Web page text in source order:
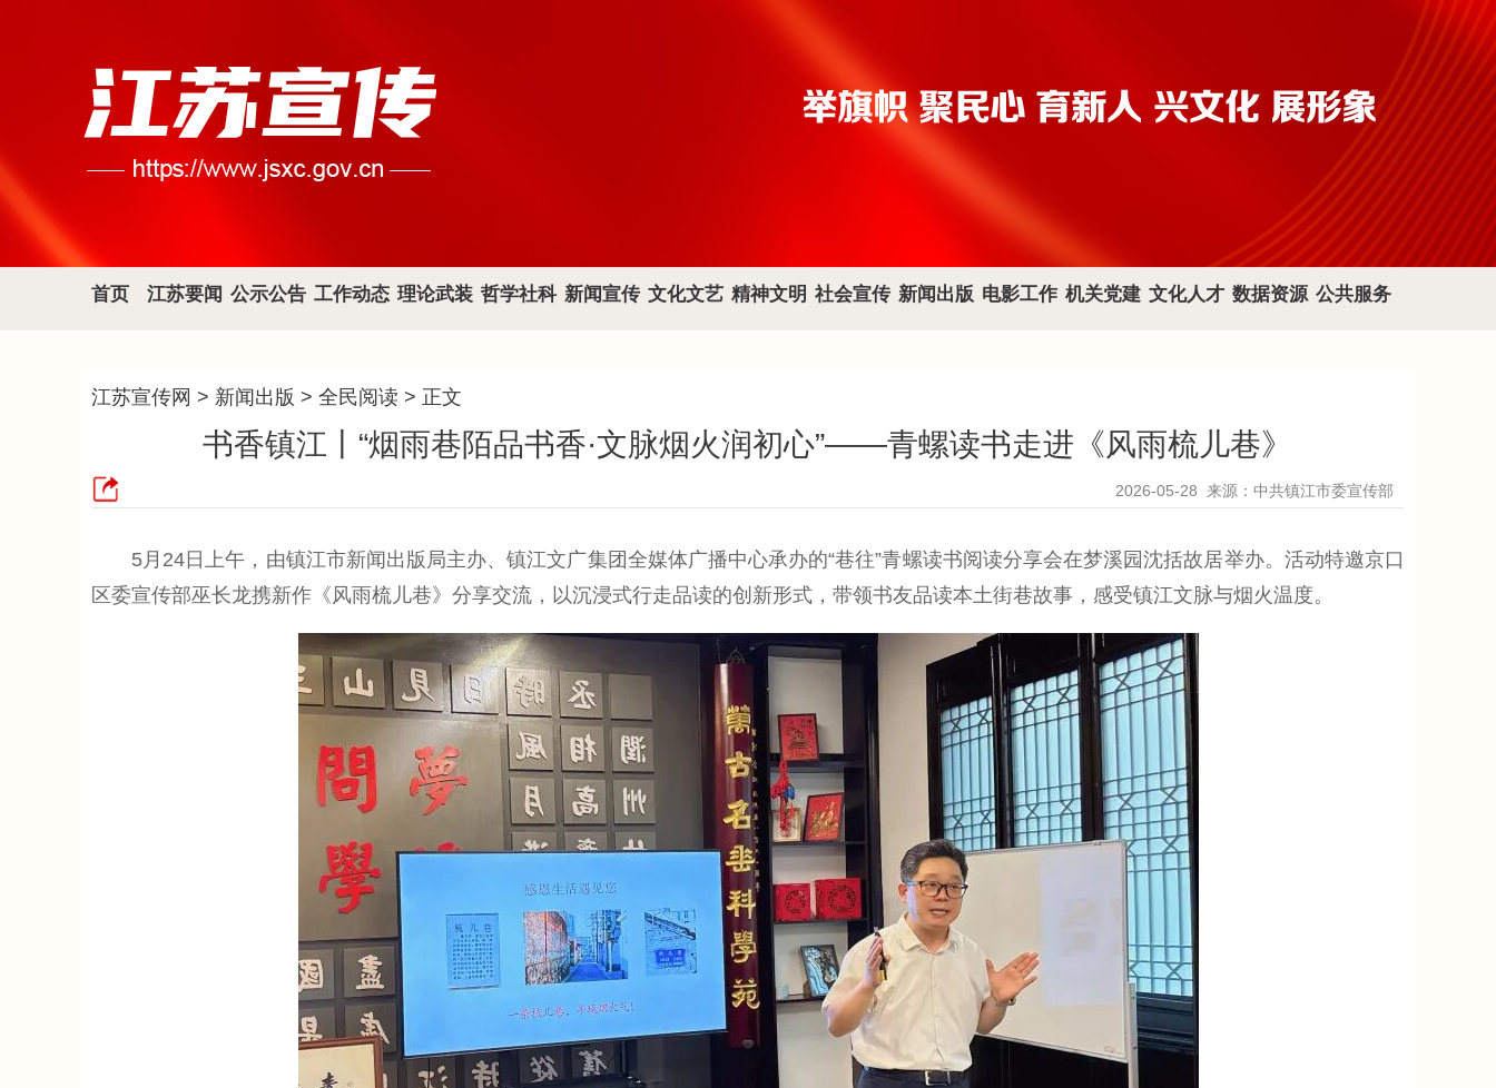
首页 江苏要闻 公示公告 工作动态 理论武装 哲学社科 新闻宣传 文化文艺 精神文明 社会宣传 新闻出版 电影工作 机关党建 文化人才 数据资源 公共服务
江苏宣传网 > 新闻出版 > 全民阅读 > 正文
书香镇江丨“烟雨巷陌品书香·文脉烟火润初心”——青螺读书走进《风雨梳儿巷》
2026-05-28 来源：中共镇江市委宣传部
5月24日上午，由镇江市新闻出版局主办、镇江文广集团全媒体广播中心承办的“巷往”青螺读书阅读分享会在梦溪园沈括故居举办。活动特邀京口
区委宣传部巫长龙携新作《风雨梳儿巷》分享交流，以沉浸式行走品读的创新形式，带领书友品读本土街巷故事，感受镇江文脉与烟火温度。